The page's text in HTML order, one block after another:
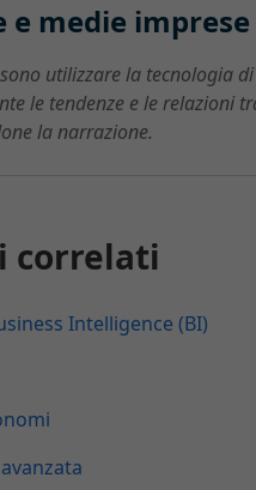
e medie imprese
utilizzare la tecnologia
le tendenze e le relazioni
la narrazione.
correlati
Intelligence (BI)